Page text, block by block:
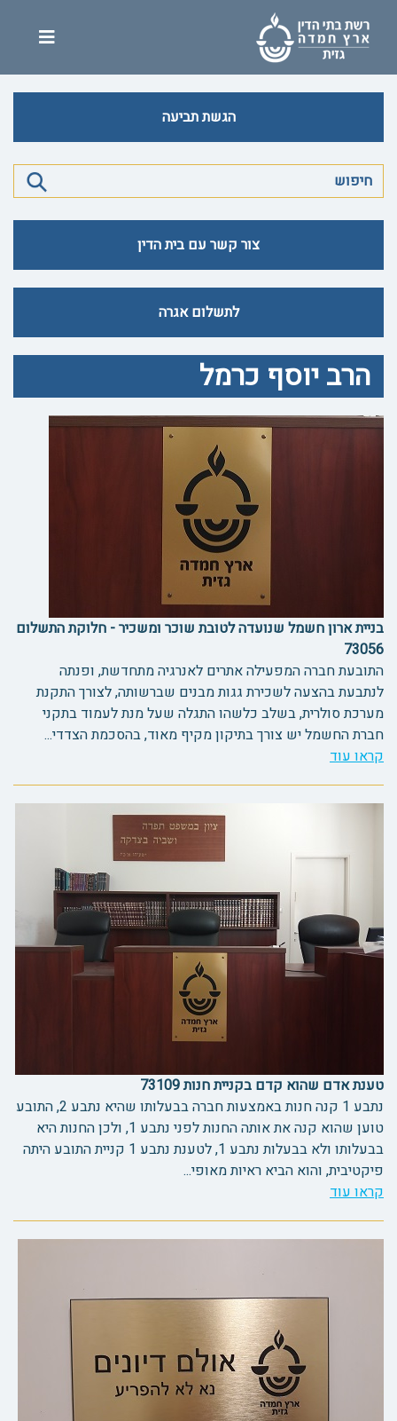
הגשת תביעה
צור קשר עם בית הדין
לתשלום אגרה
הרב יוסף כרמל
בניית ארון חשמל שנועדה לטובת שוכר ומשכיר - חלוקת התשלום
73056
התובעת חברה המפעילה אתרים לאנרגיה מתחדשת, ופנתה
לנתבעת בהצעה לשכירת גגות מבנים שברשותה, לצורך התקנת
מערכת סולרית, בשלב כלשהו התגלה שעל מנת לעמוד בתקני
חברת החשמל יש צורך בתיקון מקיף מאוד, בהסכמת הצדדי...
קראו עוד
טענת אדם שהוא קדם בקניית חנות 73109
נתבע 1 קנה חנות באמצעות חברה בבעלותו שהיא נתבע 2, התובע
טוען שהוא קנה את אותה החנות לפני נתבע 1, ולכן החנות היא
בבעלותו ולא בבעלות נתבע 1, לטענת נתבע 1 קניית התובע היתה
פיקטיבית, והוא הביא ראיות מאופי...
קראו עוד